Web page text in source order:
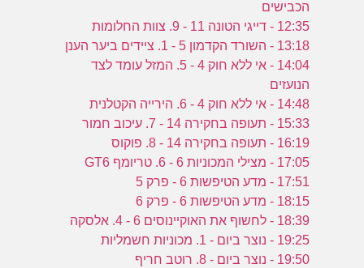
הכבישים
12:35 - דייגי הטונה 11 - 9. צוות החלומות
13:18 - השורד הקדמון 5 - 1. ציידים ביער הענן
14:04 - אי ללא חוק 4 - 5. המזל עומד לצד
הנועזים
14:48 - אי ללא חוק 4 - 6. הירייה הקטלנית
15:33 - תעופה בחקירה 14 - 7. עיכוב חמור
16:19 - תעופה בחקירה 14 - 8. פוקוס
17:05 - מצילי המכוניות 6 - 6. טריומף GT6
17:51 - מדע הטיפשות 6 - פרק 5
18:15 - מדע הטיפשות 6 - פרק 6
18:39 - לחשוף את האוקיינוסים 6 - 4. אלסקה
19:25 - נוצר ביום - 1. מכוניות חשמליות
19:50 - נוצר ביום - 8. רוטב חריף